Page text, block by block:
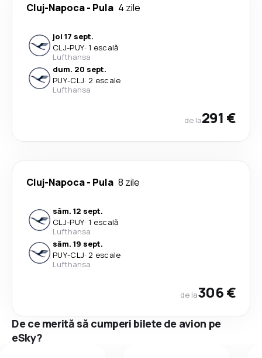
Cluj-Napoca- Pula 4 zile
joi 17 sept.
CLJ-PUY· 1 escală
Lufthansa
dum. 20 sept.
PUY-CLJ· 2 escale
Lufthansa
de la291 €
Cluj-Napoca- Pula 8 zile
sâm. 12 sept.
CLJ-PUY· 1 escală
Lufthansa
sâm. 19 sept.
PUY-CLJ· 2 escale
Lufthansa
de la306 €
De ce merită să cumperi bilete de avion pe
eSky?